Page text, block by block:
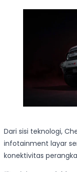
Dari sisi teknologi,
infotainment layar
konektivitas